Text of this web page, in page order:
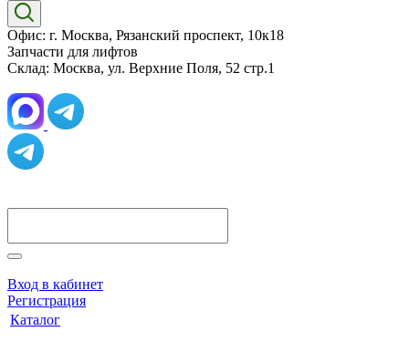
Офис: г. Москва, Рязанский проспект, 10к18
Запчасти для лифтов
Склад: Москва, ул. Верхние Поля, 52 стр.1
Вход в кабинет
Регистрация
Каталог